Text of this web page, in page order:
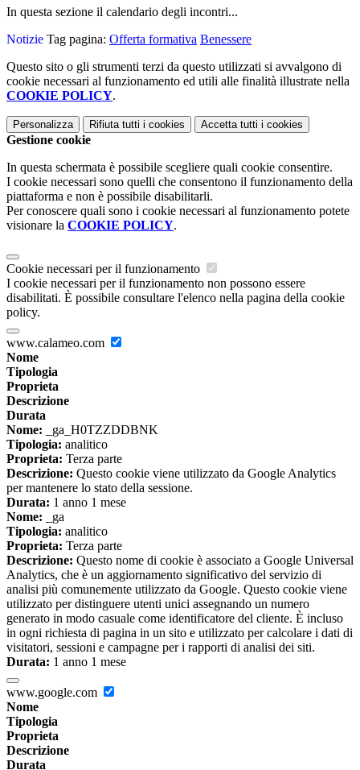
In questa sezione il calendario degli incontri...
Notizie Tag pagina: Offerta formativa Benessere
Questo sito o gli strumenti terzi da questo utilizzati si avvalgono di
cookie necessari al funzionamento ed utili alle finalità illustrate nella
COOKIE POLICY.
Personalizza Rifiuta tutti i cookies Accetta tutti i cookies
Gestione cookie
In questa schermata è possibile scegliere quali cookie consentire.
I cookie necessari sono quelli che consentono il funzionamento della
piattaforma e non è possibile disabilitarli.
Per conoscere quali sono i cookie necessari al funzionamento potete
visionare la COOKIE POLICY.
Cookie necessari per il funzionamento
I cookie necessari per il funzionamento non possono essere
disabilitati. È possibile consultare l'elenco nella pagina della cookie
policy.
www.calameo.com
Nome
Tipologia
Proprieta
Descrizione
Durata
Nome: _ga_H0TZZDDBNK
Tipologia: analitico
Proprieta: Terza parte
Descrizione: Questo cookie viene utilizzato da Google Analytics
per mantenere lo stato della sessione.
Durata: 1 anno 1 mese
Nome: _ga
Tipologia: analitico
Proprieta: Terza parte
Descrizione: Questo nome di cookie è associato a Google Universal
Analytics, che è un aggiornamento significativo del servizio di
analisi più comunemente utilizzato da Google. Questo cookie viene
utilizzato per distinguere utenti unici assegnando un numero
generato in modo casuale come identificatore del cliente. È incluso
in ogni richiesta di pagina in un sito e utilizzato per calcolare i dati di
visitatori, sessioni e campagne per i rapporti di analisi dei siti.
Durata: 1 anno 1 mese
www.google.com
Nome
Tipologia
Proprieta
Descrizione
Durata